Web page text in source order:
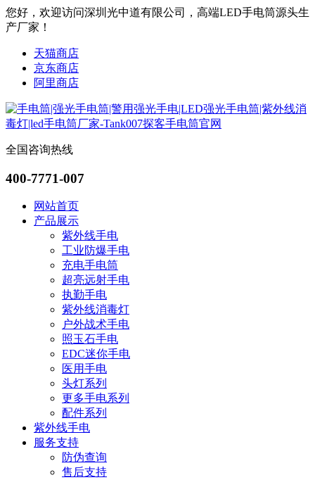
您好，欢迎访问深圳光中道有限公司，高端LED手电筒源头生
产厂家！
天猫商店
京东商店
阿里商店
全国咨询热线
400-7771-007
网站首页
产品展示
紫外线手电
工业防爆手电
充电手电筒
超亮远射手电
执勤手电
紫外线消毒灯
户外战术手电
照玉石手电
EDC迷你手电
医用手电
头灯系列
更多手电系列
配件系列
紫外线手电
服务支持
防伪查询
售后支持